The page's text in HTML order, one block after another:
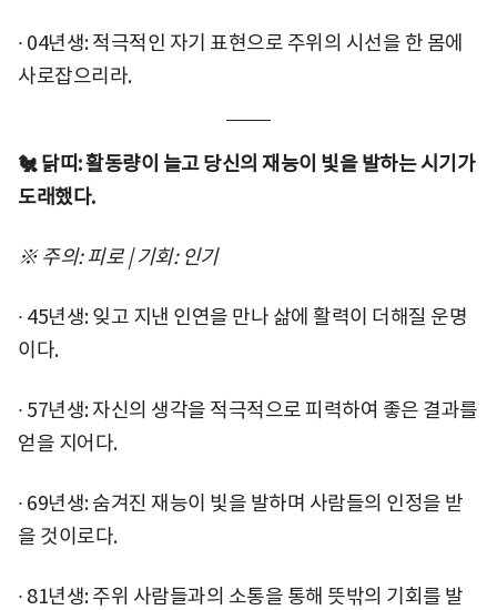
∙ 04년생: 적극적인 자기 표현으로 주위의 시선을 한 몸에
사로잡으리라.
🐔 닭띠: 활동량이 늘고 당신의 재능이 빛을 발하는 시기가
도래했다.
※ 주의: 피로 | 기회: 인기
∙ 45년생: 잊고 지낸 인연을 만나 삶에 활력이 더해질 운명
이다.
∙ 57년생: 자신의 생각을 적극적으로 피력하여 좋은 결과를
얻을 지어다.
∙ 69년생: 숨겨진 재능이 빛을 발하며 사람들의 인정을 받
을 것이로다.
∙ 81년생: 주위 사람들과의 소통을 통해 뜻밖의 기회를 발